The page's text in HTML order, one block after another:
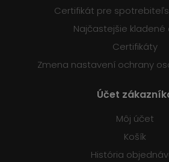
Certifikát pre
Najčastejšie kladené
Certifikáty
Zmena nastavení ochrany
Účet
Môj účet
Košík
História